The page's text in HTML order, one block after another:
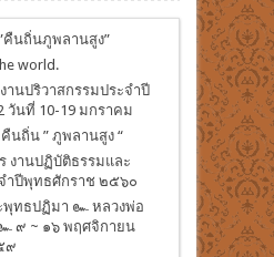
คืนถิ่นภูพลานสูง”
world.
านปริวาสกรรมประจำปี
วันที่ 10-19 มกราคม
นถิ่น ” ภูพลานสูง “
งานปฏิบัติธรรมและ
ำปีพุทธศักราช ๒๕๖๐
พุทธปฏิมา ๛ หลวงพ่อ
๙ ~ ๑๖ พฤศจิกายน
๙